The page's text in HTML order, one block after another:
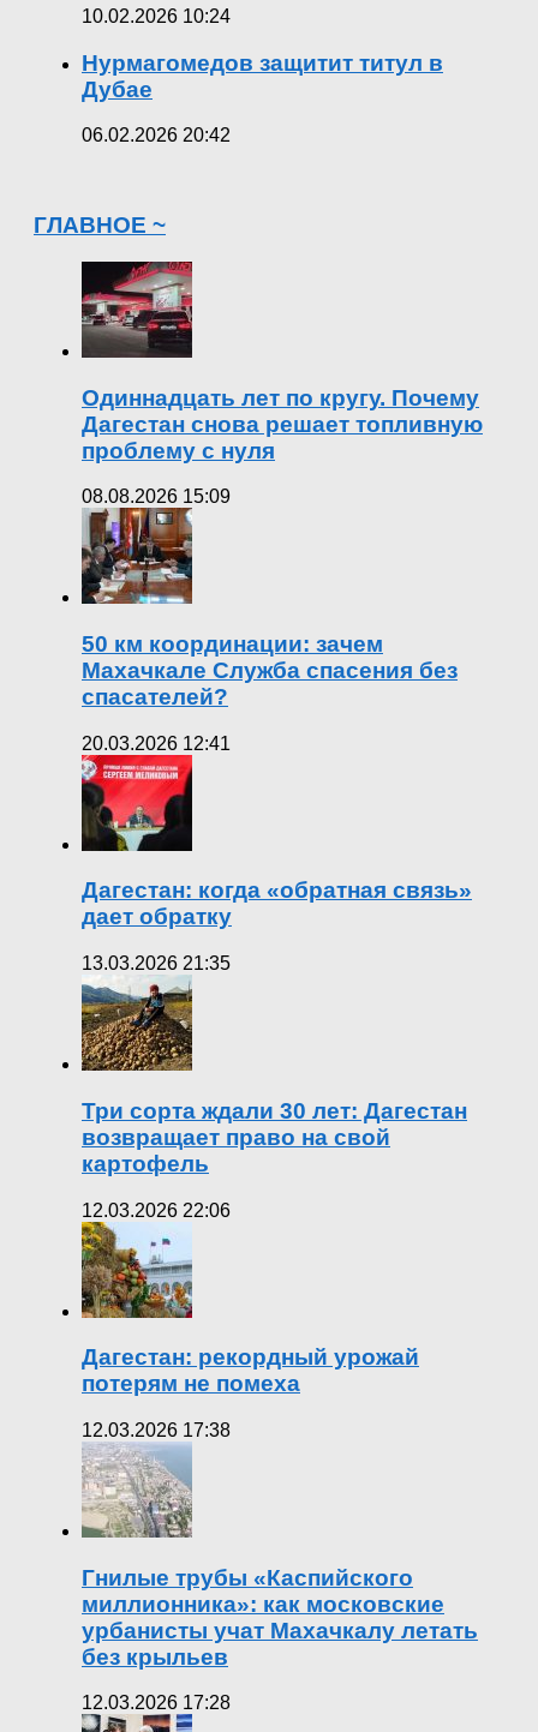
10.02.2026 10:24
Нурмагомедов защитит титул в
Дубае
06.02.2026 20:42
ГЛАВНОЕ ~
Одиннадцать лет по кругу. Почему
Дагестан снова решает топливную
проблему с нуля
08.08.2026 15:09
50 км координации: зачем
Махачкале Служба спасения без
спасателей?
20.03.2026 12:41
Дагестан: когда «обратная связь»
дает обратку
13.03.2026 21:35
Три сорта ждали 30 лет: Дагестан
возвращает право на свой
картофель
12.03.2026 22:06
Дагестан: рекордный урожай
потерям не помеха
12.03.2026 17:38
Гнилые трубы «Каспийского
миллионника»: как московские
урбанисты учат Махачкалу летать
без крыльев
12.03.2026 17:28